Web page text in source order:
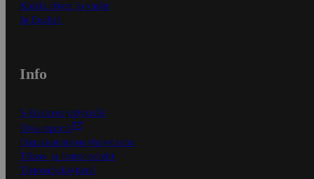
Kaikki ohjeet ja vinkit
In English
Info
S-Business yrityksille
Oiva-raportit
Osuuskauppojen yhteystiedot
Tilaus- ja toimitusehdot
Tietosuojakäytäntö